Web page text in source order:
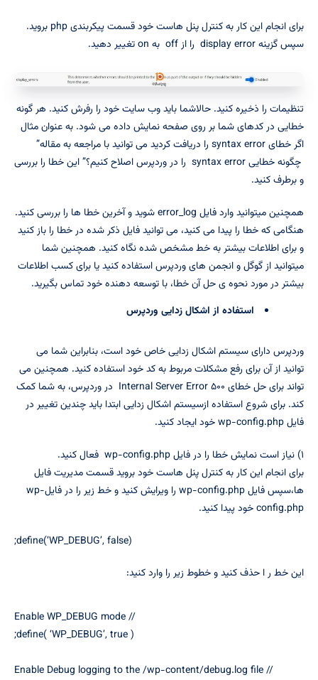
برای انجام این کار به کنترل پنل هاست خود قسمت پیکربندی php بروید.
سپس گزینه display error را از off به on تغییر دهید.
تنظیمات را ذخیره کنید. حالاشما باید وب سایت خود را رفرش کنید. هر گونه
خطایی در کدهای شما بر روی صفحه نمایش داده می شود. به عنوان مثال
اگر خطای syntax error را دریافت کردید می توانید با مراجعه به مقاله”
چگونه خطایی syntax error را در وردپرس اصلاح کنیم؟” این خطا را بررسی
و برطرف کنید.
همچنین میتوانید وارد فایل error_log شوید و آخرین خطا ها را بررسی کنید.
هنگامی که خطا را پیدا می کنید، می توانید فایل ذکر شده در خطا را باز کنید
و برای اطلاعات بیشتر به خط مشخص شده نگاه کنید. همچنین شما
میتوانید از گوگل و انجمن های وردپرس استفاده کنید یا برای کسب اطلاعات
بیشتر در مورد نحوه ی حل آن خطا، با توسعه دهنده خود تماس بگیرید.
استفاده از اشکال زدایی وردپرس
وردپرس دارای سیستم اشکال زدایی خاص خود است، بنابراین شما می
توانید از آن برای رفع مشکلات مربوط به کد خود استفاده کنید. همچنین می
تواند برای حل خطای ۵۰۰ Internal Server Error در وردپرس، به شما کمک
کند. برای شروع استفاده ازسیستم اشکال زدایی ابتدا باید چندین تغییر در
فایل wp-config.php خود ایجاد کنید.
۱) نیاز است نمایش خطا را در فایل wp-config.php فعال کنید.
برای انجام این کار به کنترل پنل هاست خود بروید قسمت مدیریت فایل
ها،سپس فایل wp-config.php را ویرایش کنید و خط زیر را در فایلwp-
config.php خود پیدا کنید.
define(‘WP_DEBUG’, false);
این خط ر ا حذف کنید و خطوط زیر را وارد کنید:
// Enable WP_DEBUG mode
define( ‘WP_DEBUG’, true );
// Enable Debug logging to the /wp-content/debug.log file